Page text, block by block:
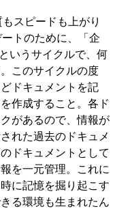
スピードも上がり
トのために、「企
いうサイクルで、何
このサイクルの度
ドキュメントを記
作成すること。各ド
があるので、情報が
れた過去のドキュメ
ドキュメントとして
を一元管理。これに
に記憶を掘り起こす
る環境も生まれたん